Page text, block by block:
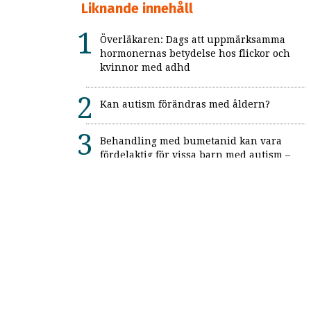
Liknande innehåll
Överläkaren: Dags att uppmärksamma
hormonernas betydelse hos flickor och
kvinnor med adhd
Kan autism förändras med åldern?
Behandling med bumetanid kan vara
fördelaktig för vissa barn med autism –